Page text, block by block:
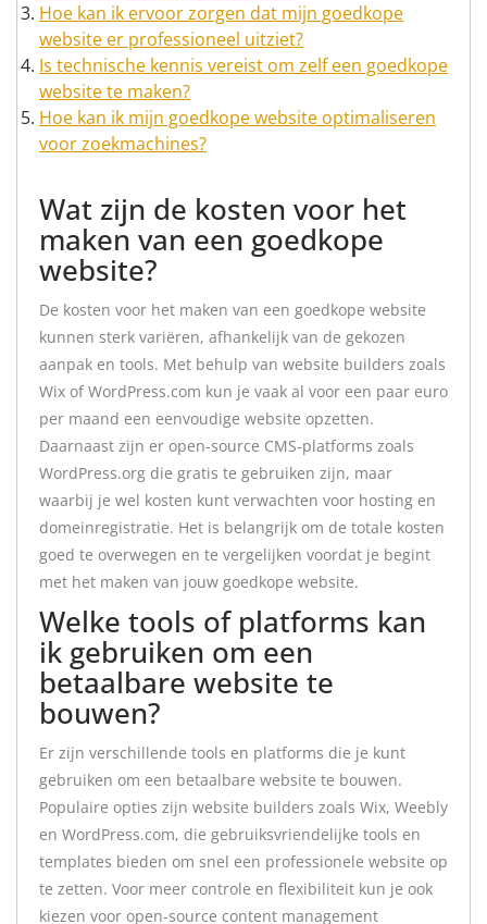
Hoe kan ik ervoor zorgen dat mijn goedkope
website er professioneel uitziet?
Is technische kennis vereist om zelf een goedkope
website te maken?
Hoe kan ik mijn goedkope website optimaliseren
voor zoekmachines?
Wat zijn de kosten voor het
maken van een goedkope
website?
De kosten voor het maken van een goedkope website
kunnen sterk variëren, afhankelijk van de gekozen
aanpak en tools. Met behulp van website builders zoals
Wix of WordPress.com kun je vaak al voor een paar euro
per maand een eenvoudige website opzetten.
Daarnaast zijn er open-source CMS-platforms zoals
WordPress.org die gratis te gebruiken zijn, maar
waarbij je wel kosten kunt verwachten voor hosting en
domeinregistratie. Het is belangrijk om de totale kosten
goed te overwegen en te vergelijken voordat je begint
met het maken van jouw goedkope website.
Welke tools of platforms kan
ik gebruiken om een
betaalbare website te
bouwen?
Er zijn verschillende tools en platforms die je kunt
gebruiken om een betaalbare website te bouwen.
Populaire opties zijn website builders zoals Wix, Weebly
en WordPress.com, die gebruiksvriendelijke tools en
templates bieden om snel een professionele website op
te zetten. Voor meer controle en flexibiliteit kun je ook
kiezen voor open-source content management